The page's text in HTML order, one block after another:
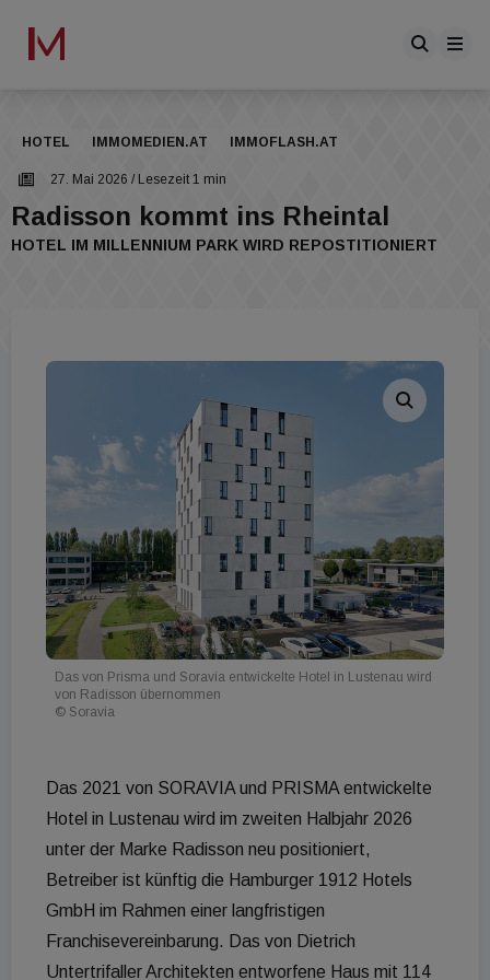
HOTEL IMMOMEDIEN.AT IMMOFLASH.AT
27. Mai 2026 / Lesezeit 1 min
Radisson kommt ins Rheintal
HOTEL IM MILLENNIUM PARK WIRD REPOSTITIONIERT
Das von Prisma und Soravia entwickelte Hotel in Lustenau wird
von Radisson übernommen
© Soravia
Das 2021 von SORAVIA und PRISMA entwickelte
Hotel in Lustenau wird im zweiten Halbjahr 2026
unter der Marke Radisson neu positioniert,
Betreiber ist künftig die Hamburger 1912 Hotels
GmbH im Rahmen einer langfristigen
Franchisevereinbarung. Das von Dietrich
Untertrifaller Architekten entworfene Haus mit 114